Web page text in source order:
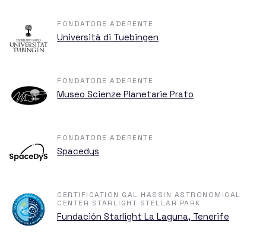
Contacts
FONDATORE ADERENTE
Università di Tuebingen
FONDATORE ADERENTE
Museo Scienze Planetarie Prato
FONDATORE ADERENTE
Spacedys
CERTIFICATION GAL HASSIN ASTRONOMICAL
CENTER STARLIGHT STELLAR PARK
Fundación Starlight La Laguna, Tenerife